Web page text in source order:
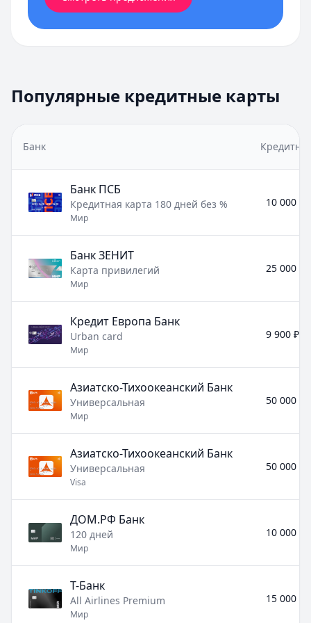
Популярные кредитные карты
Банк
Банк ПСБ
Кредитная карта 180 дней без %
Мир
10 000 ₽
Банк ЗЕНИТ
Карта привилегий
Мир
25 000 ₽
Кредит Европа Банк
Urban card
Мир
9 900 ₽ -
Азиатско-Тихоокеанский Банк
Универсальная
Мир
50 000 ₽
Азиатско-Тихоокеанский Банк
Универсальная
Visa
50 000 ₽
ДОМ.РФ Банк
120 дней
Мир
10 000 ₽
Т-Банк
All Airlines Premium
Мир
15 000 ₽